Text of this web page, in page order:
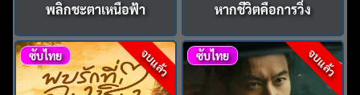
พลิกชะตาเหนือฟ้า หากชีวิตคือการวิ่ง
จบแล้ว
ซับไทย จบแล้ว
ซับไทย